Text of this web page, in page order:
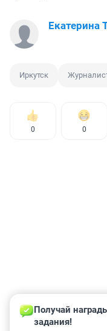
Екатерина
Иркутск
0 0
Получай
задания!